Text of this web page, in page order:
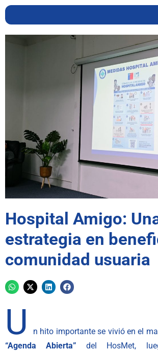
Hospital Amigo:
estrategia en
comunidad usuaria
U
n hito importante se vivió en el
“Agenda Abierta” del HosMet,